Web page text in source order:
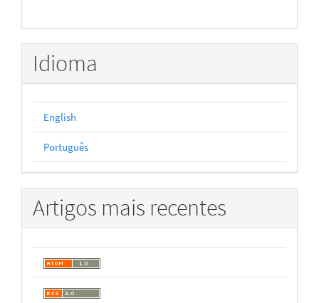
Idioma
English
Português
Artigos mais recentes